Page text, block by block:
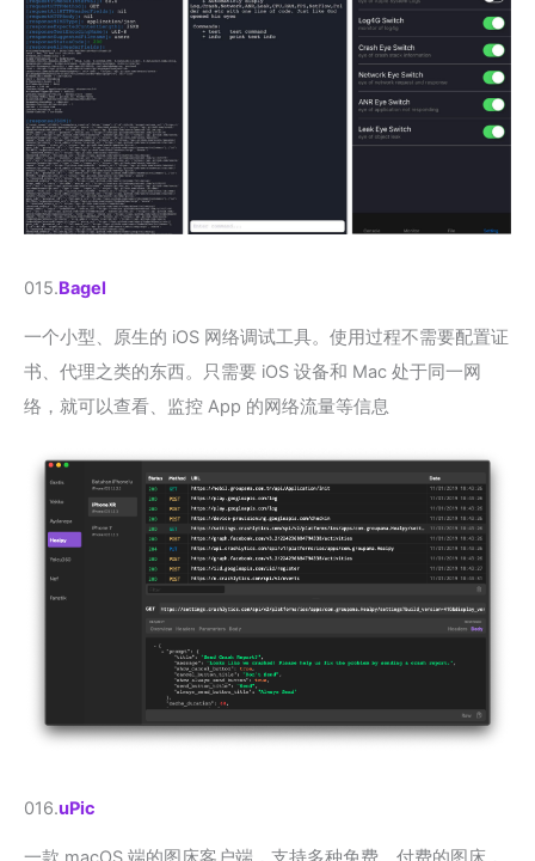
015.Bagel
一个小型、原生的 iOS 网络调试工具。使用过程不需要配置证
书、代理之类的东西。只需要 iOS 设备和 Mac 处于同一网
络，就可以查看、监控 App 的网络流量等信息
016.uPic